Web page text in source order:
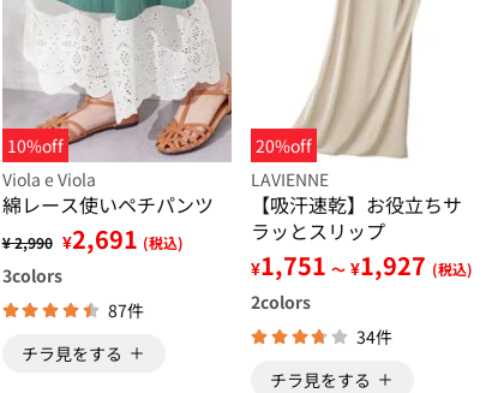
10%off
Viola e Viola
綿レース使いペチパンツ
¥ 2,990 ¥2,691 (税込)
3colors
87件
チラ見をする
20%off
LAVIENNE
【吸汗速乾】お役立ちサ
ラッとスリップ
¥1,751 ～ ¥1,927 (税込)
2colors
34件
チラ見をする